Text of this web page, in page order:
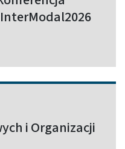
i Organizacji